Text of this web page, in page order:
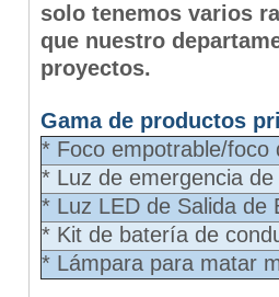
solo tenemos varios
que nuestro
proyectos.
Gama de productos
* Foco empotrable/foco
* Luz de emergencia
* Luz LED de Salida de
* Kit de batería de
* Lámpara para matar